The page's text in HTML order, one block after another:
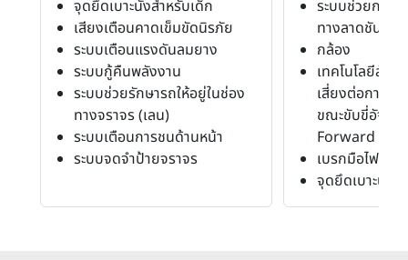
จุดยึดเบาะนั่งสำหรับเด็ก
เสียงเตือนคาดเข็มขัดนิรภัย
ระบบเตือนแรงดันลมยาง
ระบบกู้คืนพลังงาน
ระบบช่วยรักษารถให้อยู่ในช่อง
ทางจราจร (เลน)
ระบบเตือนการชนด้านหน้า
ระบบจดจำป้ายจราจร
ระบบช่วยการ
ทางลาดชัน
กล้อง
เทคโนโลยีสัญ
เสี่ยงต่อการช
ขณะขับขี่อัจฉริ
Forward
เบรกมือไฟฟ้า
จุดยึดเบาะนั่งส